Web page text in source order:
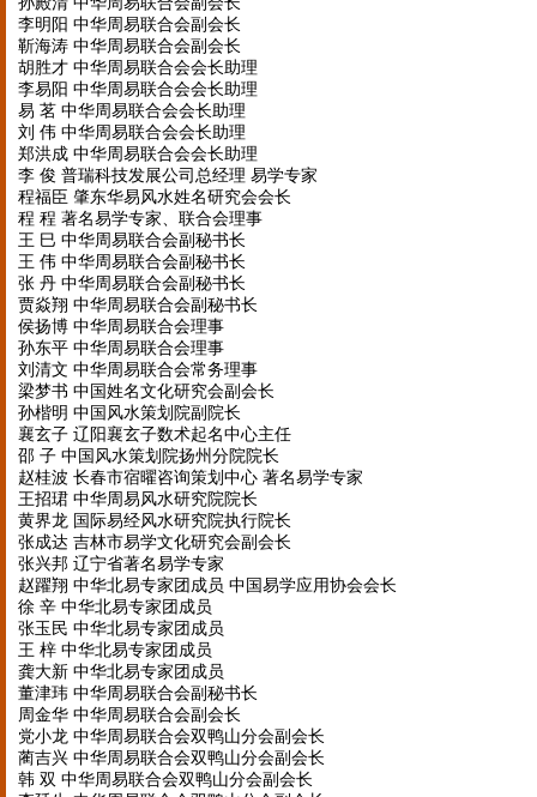
李明阳 中华周易联合会副会长
靳海涛 中华周易联合会副会长
胡胜才 中华周易联合会会长助理
李易阳 中华周易联合会会长助理
易 茗 中华周易联合会会长助理
刘 伟 中华周易联合会会长助理
郑洪成 中华周易联合会会长助理
李 俊 普瑞科技发展公司总经理 易学专家
程福臣 肇东华易风水姓名研究会会长
程 程 著名易学专家、联合会理事
王 巳 中华周易联合会副秘书长
王 伟 中华周易联合会副秘书长
张 丹 中华周易联合会副秘书长
贾焱翔 中华周易联合会副秘书长
侯扬博 中华周易联合会理事
孙东平 中华周易联合会理事
刘清文 中华周易联合会常务理事
梁梦书 中国姓名文化研究会副会长
孙楷明 中国风水策划院副院长
襄玄子 辽阳襄玄子数术起名中心主任
邵 子 中国风水策划院扬州分院院长
赵桂波 长春市宿曜咨询策划中心 著名易学专家
王招珺 中华周易风水研究院院长
黄界龙 国际易经风水研究院执行院长
张成达 吉林市易学文化研究会副会长
张兴邦 辽宁省著名易学专家
赵躍翔 中华北易专家团成员 中国易学应用协会会长
徐 辛 中华北易专家团成员
张玉民 中华北易专家团成员
王 梓 中华北易专家团成员
龚大新 中华北易专家团成员
董津玮 中华周易联合会副秘书长
周金华 中华周易联合会副会长
党小龙 中华周易联合会双鸭山分会副会长
蔺吉兴 中华周易联合会双鸭山分会副会长
韩 双 中华周易联合会双鸭山分会副会长